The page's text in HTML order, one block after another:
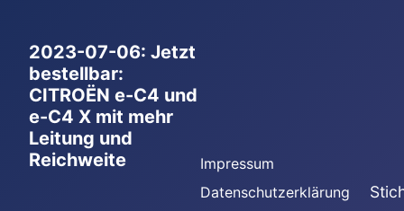
2023-07-06: Jetzt
bestellbar:
CITROËN e-C4 und
e-C4 X mit mehr
Leitung und
Reichweite
Impressum
Datenschutzerklärung